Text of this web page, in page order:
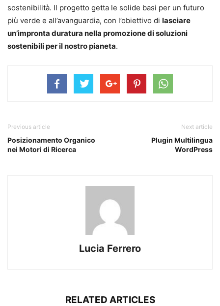
sostenibilità. Il progetto getta le solide basi per un futuro
più verde e all’avanguardia, con l’obiettivo di lasciare
un’impronta duratura nella promozione di soluzioni
sostenibili per il nostro pianeta.
Previous article
Posizionamento Organico
nei Motori di Ricerca
Next article
Plugin Multilingua
WordPress
Lucia Ferrero
RELATED ARTICLES